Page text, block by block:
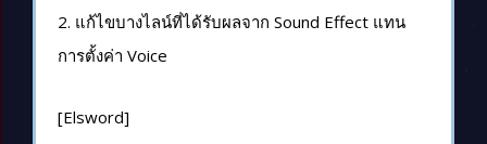
2. แก้ไขบางไลน์ที่ได้รับผลจาก Sound Effect แทน
การตั้งค่า Voice
[Elsword]